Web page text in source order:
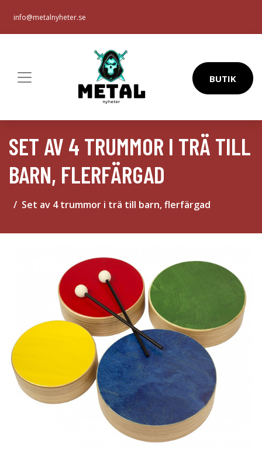
info@metalnyheter.se
BUTIK
SET AV 4 TRUMMOR I TRÄ TILL
BARN, FLERFÄRGAD
Set av 4 trummor i trä till barn, flerfärgad